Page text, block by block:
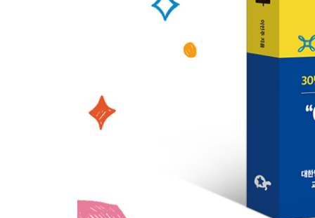
- 자아존중감이 높은 아이로 키우고 싶다면
- 정서발달 - “감정을 말로 표현하기 어려워요.”
- 사회성 발달 - “이제는 친구가 필요해요”
[민주쌤의 현실 밀착 육아코칭]
- 자율성과 주도성 키워 주기
- 잘 노는 아이가 자기주도 학습도 잘한다